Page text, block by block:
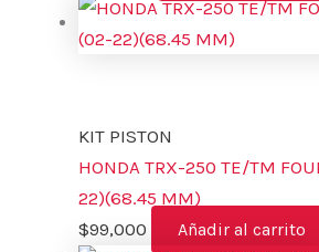
KIT PISTON
HONDA TRX-250 TE/TM
22)(68.45 MM)
$99,000 Añadir al carrito